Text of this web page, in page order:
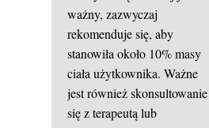
ważny, zazwyczaj
rekomenduje się, aby
stanowiła około 10% masy
ciała użytkownika. Ważne
jest również skonsultowanie
się z terapeutą lub